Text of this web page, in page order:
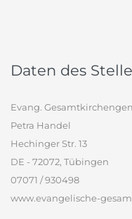
Daten des
Evang.
Petra Handel
Hechinger Str. 13
DE - 72072, Tübingen
07071 / 930498
www.evangelische-